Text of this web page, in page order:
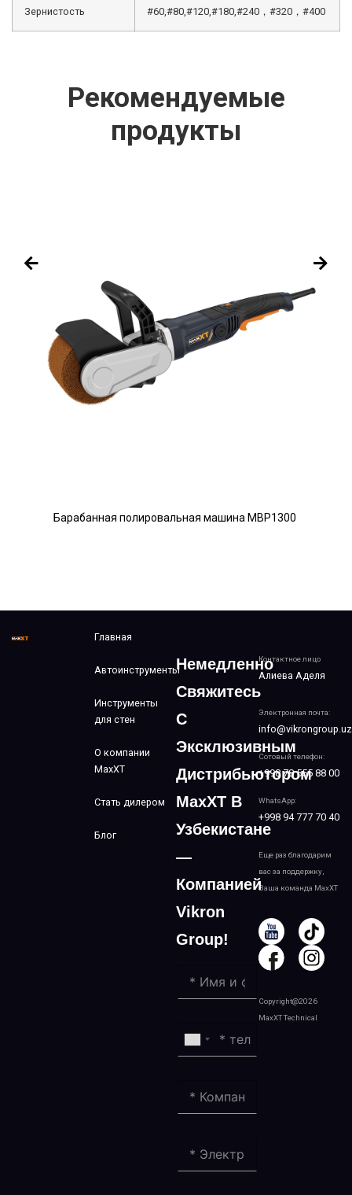
Зернистость #60,#80,#120,#180,#240，#320，#400
Рекомендуемые
продукты
Барабанная полировальная машина MBP1300
Контактное лицо
Алиева Аделя
Электронная почта:
info@vikrongroup.uz
Сотовый телефон:
+998 78 555 88 00
WhatsApp:
+998 94 777 70 40
Еще раз благодарим
вас за поддержку,
Ваша команда MaxXT
Copyright@2026
MaxXT Technical
Главная
Автоинструменты
Инструменты
для стен
О компании
MaxXT
Стать дилером
Блог
Немедленно
Свяжитесь
С
Эксклюзивным
Дистрибьютором
MaxXT В
Узбекистане
—
Компанией
Vikron
Group!